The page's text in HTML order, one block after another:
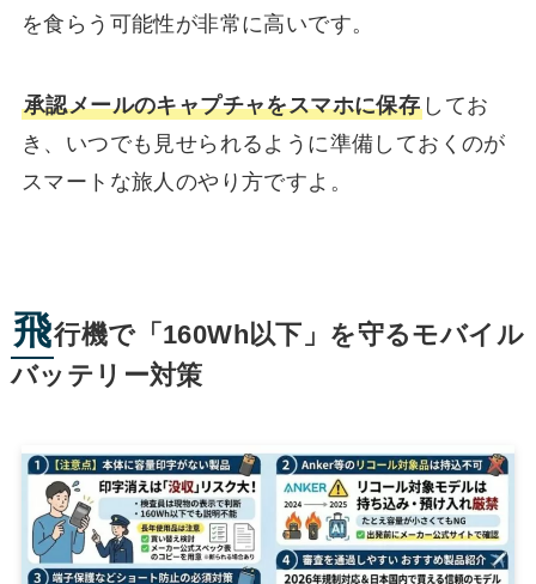
を食らう可能性が非常に高いです。
承認メールのキャプチャをスマホに保存 してお
き、いつでも見せられるように準備しておくのが
スマートな旅人のやり方ですよ。
飛行機で「160Wh以下」を守るモバイル
バッテリー対策